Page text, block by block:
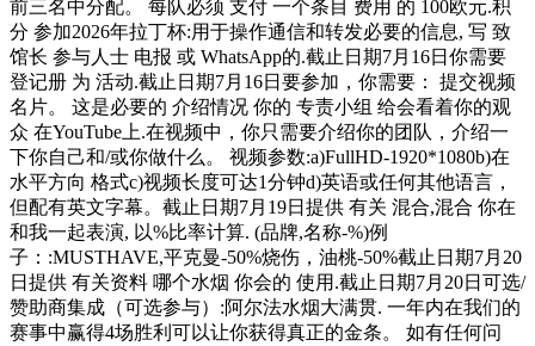
前三名中分配。 每队必须 支付 一个条目 费用 的 100欧元.积
分 参加2026年拉丁杯:用于操作通信和转发必要的信息, 写 致
馆长 参与人士 电报 或 WhatsApp的.截止日期7月16日你需要
登记册 为 活动.截止日期7月16日要参加，你需要： 提交视频
名片。 这是必要的 介绍情况 你的 专责小组 给会看着你的观
众 在YouTube上.在视频中，你只需要介绍你的团队，介绍一
下你自己和/或你做什么。 视频参数:a)FullHD-1920*1080b)在
水平方向 格式c)视频长度可达1分钟d)英语或任何其他语言，
但配有英文字幕。截止日期7月19日提供 有关 混合,混合 你在
和我一起表演, 以%比率计算. (品牌,名称-%)例
子：:MUSTHAVE,平克曼-50%烧伤，油桃-50%截止日期7月20
日提供 有关资料 哪个水烟 你会的 使用.截止日期7月20日可选/
赞助商集成（可选参与）:阿尔法水烟大满贯. 一年内在我们的
赛事中赢得4场胜利可以让你获得真正的金条。 如有任何问